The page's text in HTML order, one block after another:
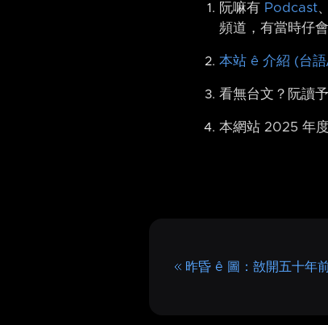
阮嘛有 Podcast、
頻道，有當時仔
本站 ê 介紹 (台
看無台文？阮讀予
本網站 2025 年
昨昏 ê 圖：敨開五十年